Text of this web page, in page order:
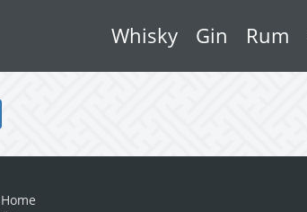
Whisky Gin Rum
Home